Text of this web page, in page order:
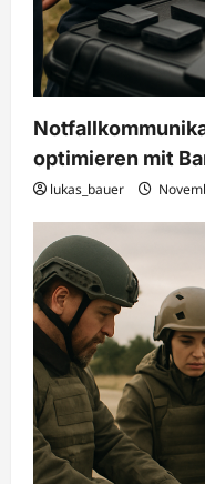
optimieren mit
lukas_bauer